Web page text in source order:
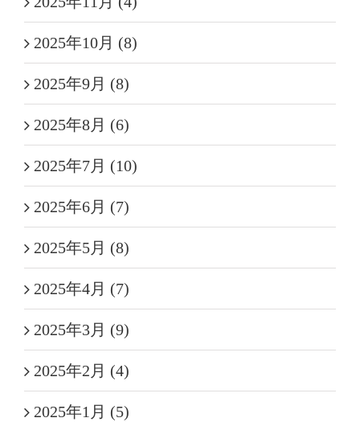
2025年10月 (8)
2025年9月 (8)
2025年8月 (6)
2025年7月 (10)
2025年6月 (7)
2025年5月 (8)
2025年4月 (7)
2025年3月 (9)
2025年2月 (4)
2025年1月 (5)